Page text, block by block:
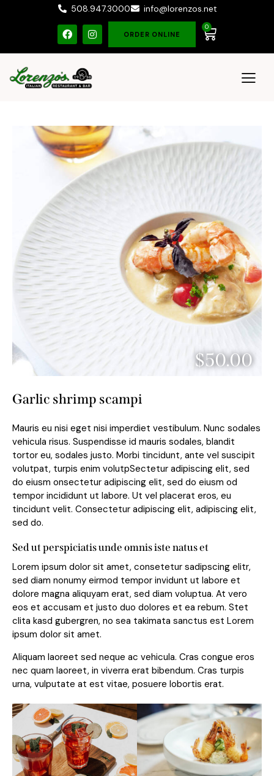
508.947.3000 info@lorenzos.net
ORDER ONLINE
0
$50.00
Garlic shrimp scampi
Mauris eu nisi eget nisi imperdiet vestibulum. Nunc sodales
vehicula risus. Suspendisse id mauris sodales, blandit
tortor eu, sodales justo. Morbi tincidunt, ante vel suscipit
volutpat, turpis enim volutpSectetur adipiscing elit, sed
do eiusm onsectetur adipiscing elit, sed do eiusm od
tempor incididunt ut labore. Ut vel placerat eros, eu
tincidunt velit. Consectetur adipiscing elit, adipiscing elit,
sed do.
Sed ut perspiciatis unde omnis iste natus et
Lorem ipsum dolor sit amet, consetetur sadipscing elitr,
sed diam nonumy eirmod tempor invidunt ut labore et
dolore magna aliquyam erat, sed diam voluptua. At vero
eos et accusam et justo duo dolores et ea rebum. Stet
clita kasd gubergren, no sea takimata sanctus est Lorem
ipsum dolor sit amet.
Aliquam laoreet sed neque ac vehicula. Cras congue eros
nec quam laoreet, in viverra erat bibendum. Cras turpis
urna, vulputate at est vitae, posuere lobortis erat.